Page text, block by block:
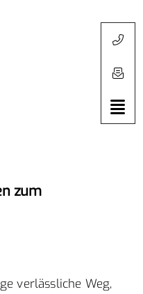
zum
verlässliche Weg,